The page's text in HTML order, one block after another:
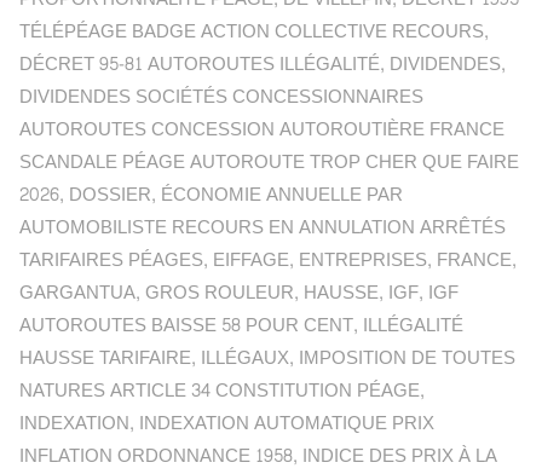
TÉLÉPÉAGE BADGE ACTION COLLECTIVE RECOURS,
DÉCRET 95-81 AUTOROUTES ILLÉGALITÉ, DIVIDENDES,
DIVIDENDES SOCIÉTÉS CONCESSIONNAIRES
AUTOROUTES CONCESSION AUTOROUTIÈRE FRANCE
SCANDALE PÉAGE AUTOROUTE TROP CHER QUE FAIRE
2026, DOSSIER, ÉCONOMIE ANNUELLE PAR
AUTOMOBILISTE RECOURS EN ANNULATION ARRÊTÉS
TARIFAIRES PÉAGES, EIFFAGE, ENTREPRISES, FRANCE,
GARGANTUA, GROS ROULEUR, HAUSSE, IGF, IGF
AUTOROUTES BAISSE 58 POUR CENT, ILLÉGALITÉ
HAUSSE TARIFAIRE, ILLÉGAUX, IMPOSITION DE TOUTES
NATURES ARTICLE 34 CONSTITUTION PÉAGE,
INDEXATION, INDEXATION AUTOMATIQUE PRIX
INFLATION ORDONNANCE 1958, INDICE DES PRIX À LA